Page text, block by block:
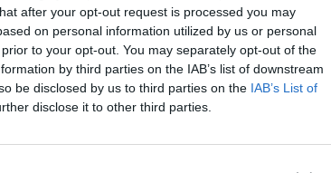
after your opt-out request is processed you may
on personal information utilized by us or personal
to your opt-out. You may separately opt-out of the
by third parties on the IAB’s list of downstream
be disclosed by us to third parties on the IAB’s List of
disclose it to other third parties.